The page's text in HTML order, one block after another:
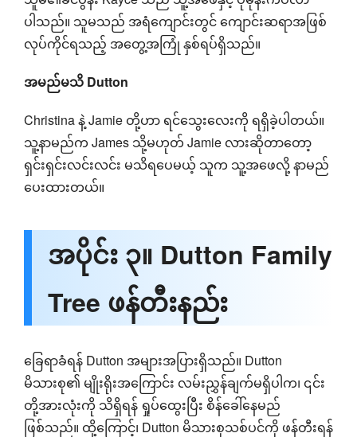
ပါသည်။ သူမသည် အရံကျောင်းတွင် ကျောင်းဆရာအဖြစ်
လုပ်ကိုင်ရသည့် အတွေ့အကြုံ နှစ်ရပ်ရှိသည်။
အမည်မသိ Dutton
Christina နဲ့ Jamie တို့ဟာ ရင်သွေးလေးကို ရရှိခဲ့ပါတယ်။
သူ့နာမည်က James သို့မဟုတ် Jamie လားဆိုတာတော့
ရှင်းရှင်းလင်းလင်း မသိရပေမယ့် သူက သူ့အဖေလို့ နာမည်
ပေးထားတယ်။
အပိုင်း ၃။ Dutton Family
Tree ဖန်တီးနည်း
ခြေရာခံရန် Dutton အများအပြားရှိသည်။ Dutton
မိသားစု၏ မျိုးရိုးအကြောင်း လမ်းညွှန်ချက်မရှိပါက၊ ၎င်း
တို့အားလုံးကို သိရှိရန် ရှုပ်ထွေးပြီး စိန်ခေါ်နေမည်
ဖြစ်သည်။ ထို့ကြောင့်၊ Dutton မိသားစုသစ်ပင်ကို ဖန်တီးရန်